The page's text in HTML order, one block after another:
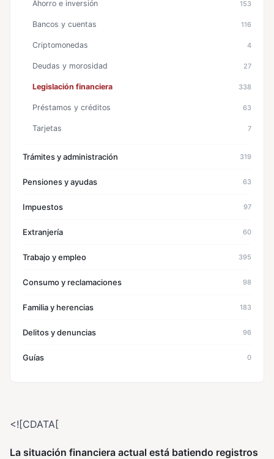
Ahorro e inversión 153
Bancos y cuentas 116
Criptomonedas 4
Deudas y morosidad 27
Legislación financiera 338
Préstamos y créditos 63
Tarjetas 7
Trámites y administración 319
Pensiones y ayudas 63
Impuestos 97
Extranjería 60
Trabajo y empleo 395
Consumo y reclamaciones 98
Familia y herencias 183
Delitos y denuncias 96
Guías 0
<![CDATA[
La situación financiera actual está batiendo registros